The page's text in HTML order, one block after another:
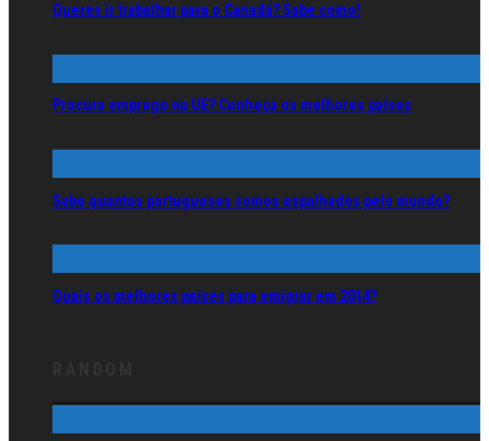
Queres ir trabalhar para o Canadá? Sabe como!
Procura emprego na UE? Conheça os melhores países
Sabe quantos portugueses somos espalhados pelo mundo?
Quais os melhores países para emigrar em 2014?